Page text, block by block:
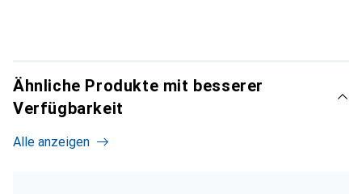
Ähnliche Produkte mit besserer
Verfügbarkeit
Alle anzeigen